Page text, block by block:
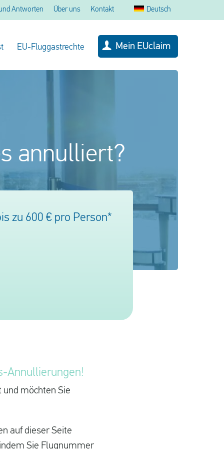
Antworten Über uns Kontakt Deutsch
EU-Fluggastrechte Mein EUclaim
annulliert?
zu 600 € pro Person*
Annullierungen!
möchten Sie
auf dieser Seite
Sie Flugnummer